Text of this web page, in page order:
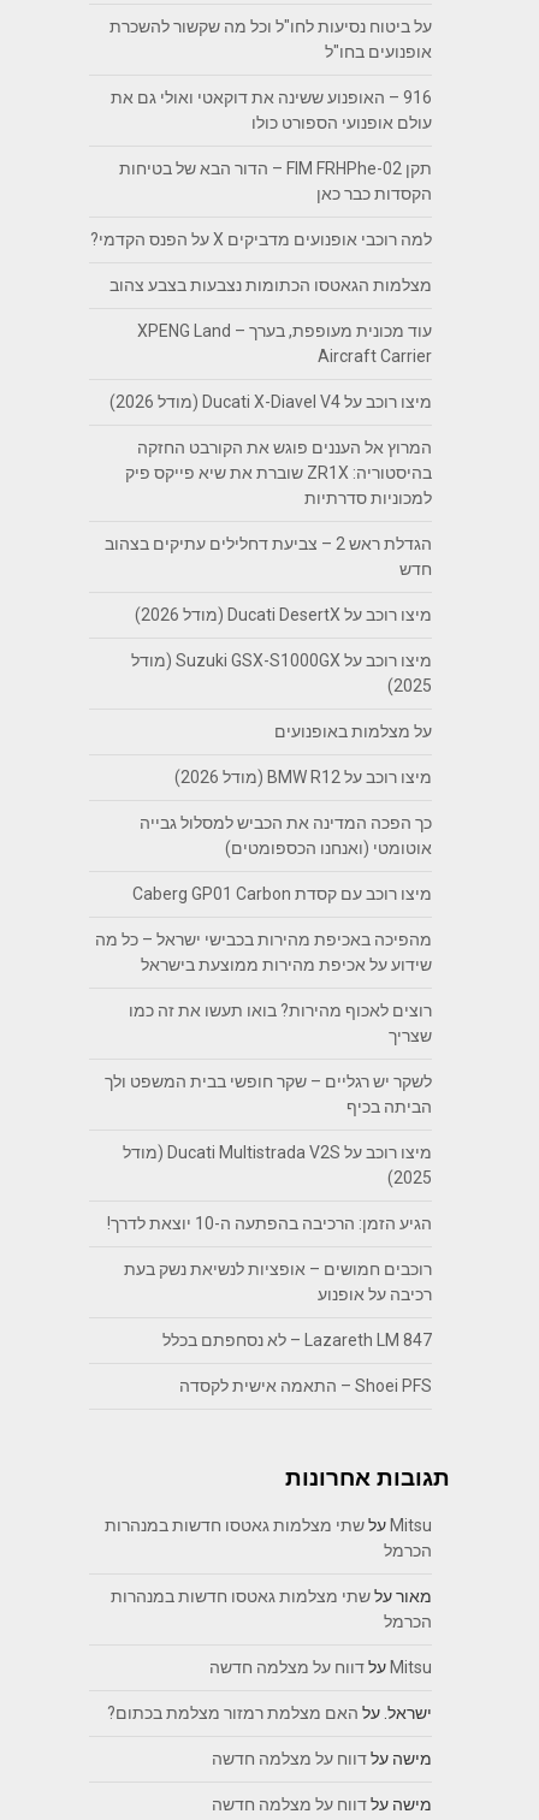
על ביטוח נסיעות לחו"ל וכל מה שקשור להשכרת
אופנועים בחו"ל
916 – האופנוע ששינה את דוקאטי ואולי גם את
עולם אופנועי הספורט כולו
תקן FIM FRHPhe-02 – הדור הבא של בטיחות
הקסדות כבר כאן
למה רוכבי אופנועים מדביקים X על הפנס הקדמי?
מצלמות הגאטסו הכתומות נצבעות בצבע צהוב
עוד מכונית מעופפת, בערך – XPENG Land
Aircraft Carrier
מיצו רוכב על Ducati X-Diavel V4 (מודל 2026)
המרוץ אל העננים פוגש את הקורבט החזקה
בהיסטוריה: ZR1X שוברת את שיא פייקס פיק
למכוניות סדרתיות
הגדלת ראש 2 – צביעת דחלילים עתיקים בצהוב
חדש
מיצו רוכב על Ducati DesertX (מודל 2026)
מיצו רוכב על Suzuki GSX-S1000GX (מודל
2025)
על מצלמות באופנועים
מיצו רוכב על BMW R12 (מודל 2026)
כך הפכה המדינה את הכביש למסלול גבייה
אוטומטי (ואנחנו הכספומטים)
מיצו רוכב עם קסדת Caberg GP01 Carbon
מהפיכה באכיפת מהירות בכבישי ישראל – כל מה
שידוע על אכיפת מהירות ממוצעת בישראל
רוצים לאכוף מהירות? בואו תעשו את זה כמו
שצריך
לשקר יש רגליים – שקר חופשי בבית המשפט ולך
הביתה בכיף
מיצו רוכב על Ducati Multistrada V2S (מודל
2025)
הגיע הזמן: הרכיבה בהפתעה ה-10 יוצאת לדרך!
רוכבים חמושים – אופציות לנשיאת נשק בעת
רכיבה על אופנוע
Lazareth LM 847 – לא נסחפתם בכלל
Shoei PFS – התאמה אישית לקסדה
תגובות אחרונות
Mitsu עלשתי מצלמות גאטסו חדשות במנהרות
הכרמל
מאורעלשתי מצלמות גאטסו חדשות במנהרות
הכרמל
Mitsu עלדווח על מצלמה חדשה
ישראל. על האם מצלמת רמזור מצלמת בכתום?
מישה עלדווח על מצלמה חדשה
מישה עלדווח על מצלמה חדשה